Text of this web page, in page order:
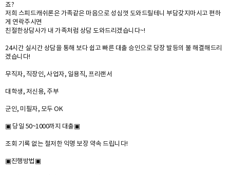
죠?
저희 스피드캐쉬론은 가족같은 마음으로 성심껏 도와드릴테니 부담갖지마시고 편하
게 연락주시면
친절한상담사가 내 가족처럼 상담 도와드리겠습니다~!
24시간 실시간 상담을 통해 보다 쉽고 빠른 대출 승인으로 당장 발등의 불 해결해드리
겠습니다!
무직자, 직장인, 사업자, 일용직, 프리랜서
대학생, 저신용, 주부
군인, 미필자, 모두 OK
▣ 당일 50~1000까지 대출▣
조회 기록 없는 철저한 익명 보장 약속 드립니다!
▣진행방법▣